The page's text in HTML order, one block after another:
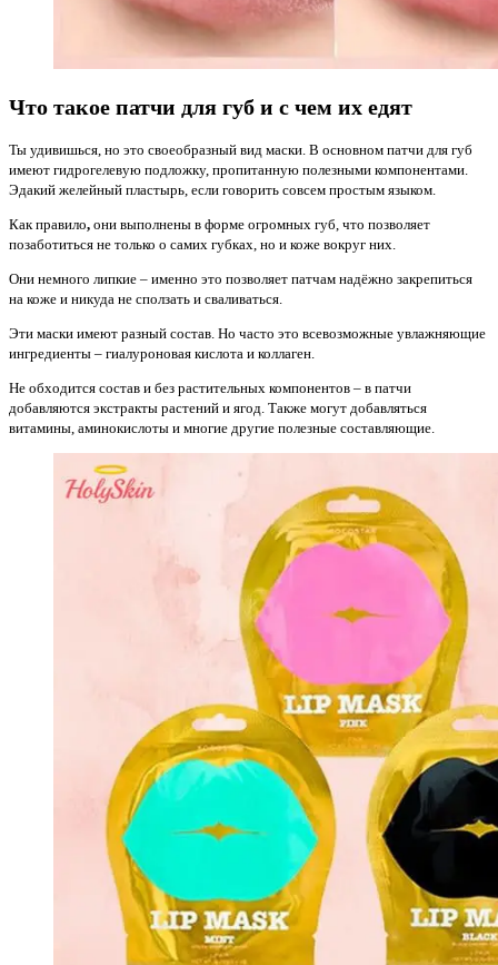
Что такое патчи для губ и с чем их едят
Ты удивишься, но это своеобразный вид маски. В основном патчи для губ
имеют гидрогелевую подложку, пропитанную полезными компонентами.
Эдакий желейный пластырь, если говорить совсем простым языком.
Как правило, они выполнены в форме огромных губ, что позволяет
позаботиться не только о самих губках, но и коже вокруг них.
Они немного липкие – именно это позволяет патчам надёжно закрепиться
на коже и никуда не сползать и сваливаться.
Эти маски имеют разный состав. Но часто это всевозможные увлажняющие
ингредиенты – гиалуроновая кислота и коллаген.
Не обходится состав и без растительных компонентов – в патчи
добавляются экстракты растений и ягод. Также могут добавляться
витамины, аминокислоты и многие другие полезные составляющие.